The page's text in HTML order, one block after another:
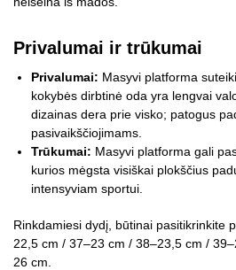
Privalumai ir trūkumai
Privalumai: Masyvi platforma
kokybės dirbtinė oda yra lengvai
dizainas dera prie visko; patogus
pasivaikščiojimams.
Trūkumai: Masyvi platforma gali
kurios mėgsta visiškai plokščius
intensyviam sportui.
Rinkdamiesi dydį, būtinai pasitikrinkite
22,5 cm / 37–23 cm / 38–23,5 cm /
26 cm.